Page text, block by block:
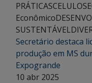
PRÁTICASCELULOSE
Econômico
SUSTENTÁVEL
Secretário destaca
produção em MS
Expogrande
10 abr 2025